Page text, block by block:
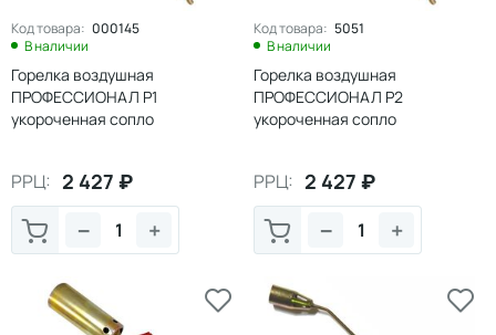
Код товара: 000145
В наличии
Горелка воздушная
ПРОФЕССИОНАЛ Р1
укороченная сопло
РРЦ: 2 427 ₽
+
−
Код товара: 5051
В наличии
Горелка воздушная
ПРОФЕССИОНАЛ Р2
укороченная сопло
РРЦ: 2 427 ₽
+
−